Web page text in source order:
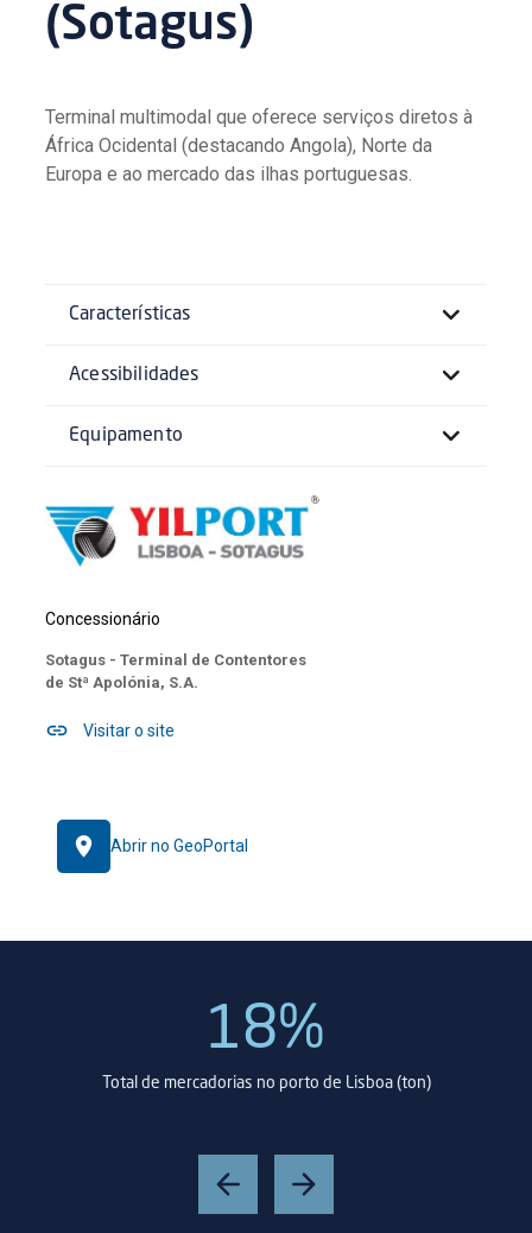
(Sotagus)
Terminal multimodal que oferece serviços diretos à
África Ocidental (destacando Angola), Norte da
Europa e ao mercado das ilhas portuguesas.
Características
Acessibilidades
Equipamento
Concessionário
Sotagus - Terminal de Contentores
de Stª Apolónia, S.A.
Visitar o site
Abrir no GeoPortal
18%
Total de mercadorias no porto de Lisboa (ton)